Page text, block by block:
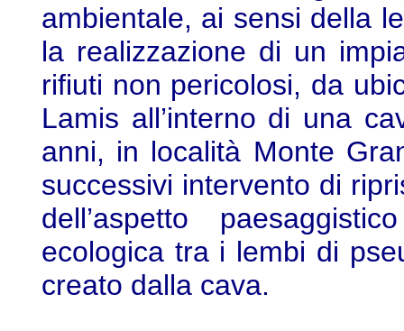
ambientale, ai sensi della
la realizzazione di un
rifiuti non pericolosi, da
Lamis all’interno di una
anni, in località Monte
successivi intervento di
dell’aspetto
ecologica tra i lembi di
creato dalla cava.